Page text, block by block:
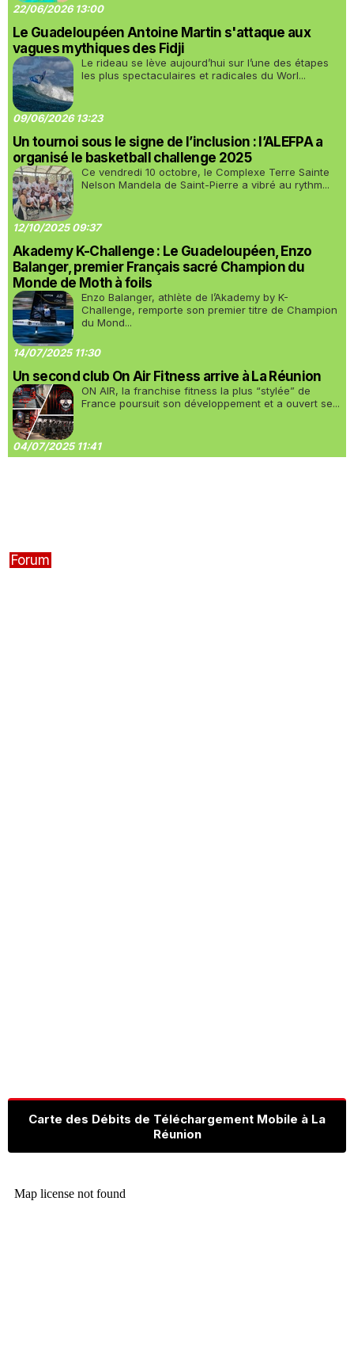
22/06/2026 13:00
Le Guadeloupéen Antoine Martin s'attaque aux
vagues mythiques des Fidji
Le rideau se lève aujourd’hui sur l’une des étapes
les plus spectaculaires et radicales du Worl...
09/06/2026 13:23
Un tournoi sous le signe de l’inclusion : l’ALEFPA a
organisé le basketball challenge 2025
Ce vendredi 10 octobre, le Complexe Terre Sainte
Nelson Mandela de Saint-Pierre a vibré au rythm...
12/10/2025 09:37
Akademy K-Challenge : Le Guadeloupéen, Enzo
Balanger, premier Français sacré Champion du
Monde de Moth à foils
Enzo Balanger, athlète de l’Akademy by K-
Challenge, remporte son premier titre de Champion
du Mond...
14/07/2025 11:30
Un second club On Air Fitness arrive à La Réunion
ON AIR, la franchise fitness la plus “stylée” de
France poursuit son développement et a ouvert se...
04/07/2025 11:41
Forum
Carte des Débits de Téléchargement Mobile à La
Réunion